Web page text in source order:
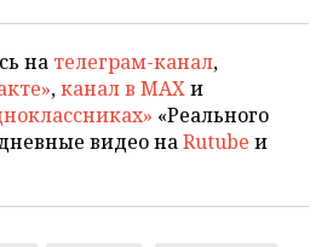
на телеграм-канал,
,канал в MAXи
«Реального
видео наRutube и